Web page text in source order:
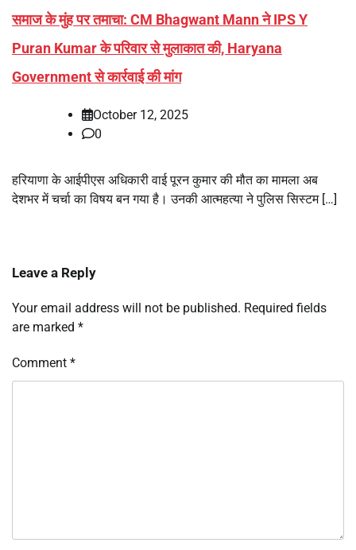
समाज के मुंह पर तमाचा: CM Bhagwant Mann ने IPS Y
Puran Kumar के परिवार से मुलाकात की, Haryana
Government से कार्रवाई की मांग
October 12, 2025
0
हरियाणा के आईपीएस अधिकारी वाई पूरन कुमार की मौत का मामला अब
देशभर में चर्चा का विषय बन गया है। उनकी आत्महत्या ने पुलिस सिस्टम […]
Leave a Reply
Your email address will not be published. Required fields
are marked *
Comment *